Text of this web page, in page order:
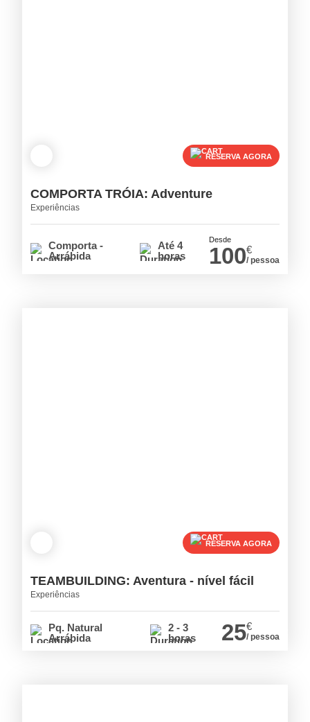
RESERVA AGORA
COMPORTA TRÓIA: Adventure
Experiências
Comporta -
Arrábida
Até 4
horas
Desde
100€
/ pessoa
RESERVA AGORA
TEAMBUILDING: Aventura - nível fácil
Experiências
Pq. Natural
Arrábida
2 - 3
horas
25€
/ pessoa